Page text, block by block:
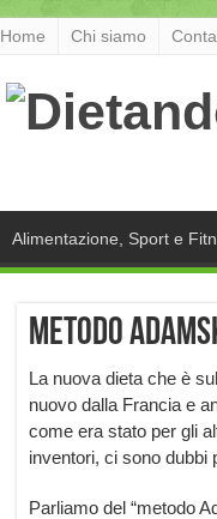
Home Chi siamo
Alimentazione, Sport e
Metodo
La nuova dieta che è
nuovo dalla Francia e
come era stato per gli
inventori, ci sono dubbi
Parliamo del “metodo